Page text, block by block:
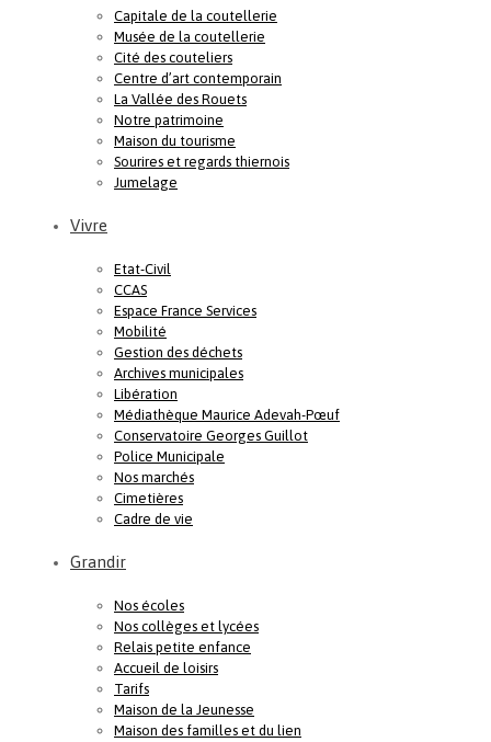
Capitale de la coutellerie
Musée de la coutellerie
Cité des couteliers
Centre d’art contemporain
La Vallée des Rouets
Notre patrimoine
Maison du tourisme
Sourires et regards thiernois
Jumelage
Vivre
Etat-Civil
CCAS
Espace France Services
Mobilité
Gestion des déchets
Archives municipales
Libération
Médiathèque Maurice Adevah-Pœuf
Conservatoire Georges Guillot
Police Municipale
Nos marchés
Cimetières
Cadre de vie
Grandir
Nos écoles
Nos collèges et lycées
Relais petite enfance
Accueil de loisirs
Tarifs
Maison de la Jeunesse
Maison des familles et du lien